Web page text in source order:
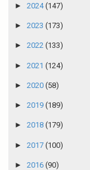
► 2024(147)
► 2023 (173)
► 2022 (133)
► 2021 (124)
► 2020 (58)
► 2019 (189)
► 2018 (179)
► 2017 (100)
► 2016 (90)